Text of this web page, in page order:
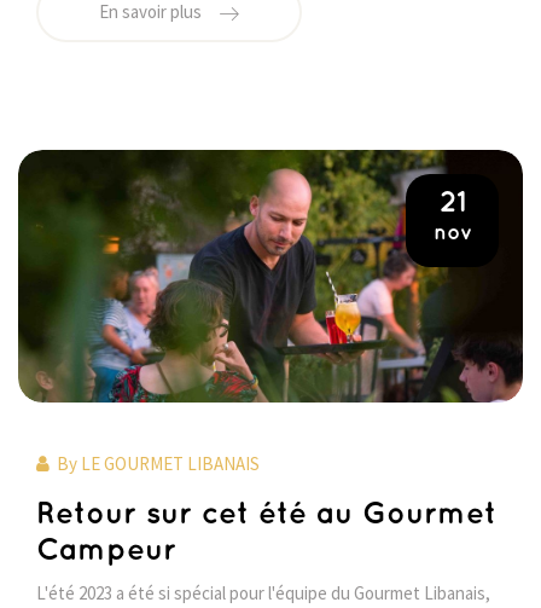
En savoir plus
21
nov
By LE GOURMET LIBANAIS
Retour sur cet été au Gourmet
Campeur
L'été 2023 a été si spécial pour l'équipe du Gourmet Libanais,